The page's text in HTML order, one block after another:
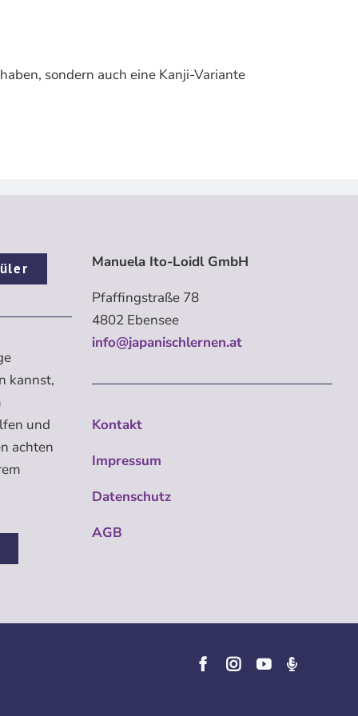
sondern auch eine Kanji-Variante
kannst,
und
achten
Manuela Ito-Loidl GmbH
Pfaffingstraße 78
4802 Ebensee
info@japanischlernen.at
Kontakt
Impressum
Datenschutz
AGB